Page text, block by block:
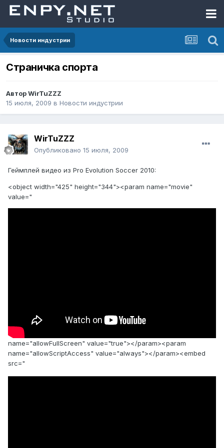
Новости индустрии
Страничка спорта
АвторWirTuZZZ
15 июля, 2009 в Новости индустрии
WirTuZZZ
Опубликовано 15 июля, 2009
Геймплей видео из Pro Evolution Soccer 2010:
<object width="425" height="344"><param name="movie"
value="
name="allowFullScreen" value="true"></param><param
name="allowScriptAccess" value="always"></param><embed
src="